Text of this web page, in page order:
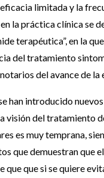
limitada y la
la práctica clínica se
terapéutica”, en la
del tratamiento
del avance de la
han introducido
visión del tratamiento
es muy temprana,
que demuestran que
que que si se quiere